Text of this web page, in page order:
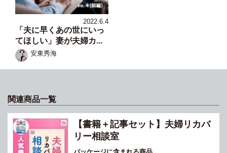
2022.6.4
「夫に早くあの世にいっ
てほしい」妻が夫婦カ...
安東秀海
関連商品一覧
【書籍＋記事セット】夫婦リカバ
リー相談室